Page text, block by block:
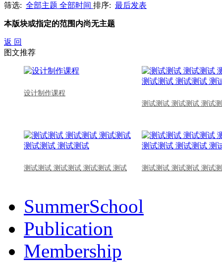
筛选: 全部主题 全部时间 排序: 最后发表
本版块或指定的范围内尚无主题
返 回
图文推荐
设计制作课程
测试测试 测试测试 测试
测试测试 测试测试 测试测试 测试 测试测试 测试测试 测试
SummerSchool
Publication
Membership